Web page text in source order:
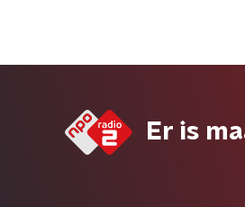
Er is